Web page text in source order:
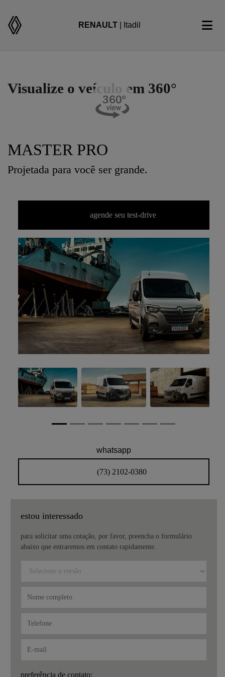
RENAULT | Itadil
Visualize o veículo em 360°
MASTER PRO
Projetada para você ser grande.
agende seu test-drive
estou interessado
para solicitar uma cotação, por favor, preencha o formulário
abaixo que entraremos em contato rapidamente.
preferência de contato:
Anterior
whatsapp
(73) 2102-0380